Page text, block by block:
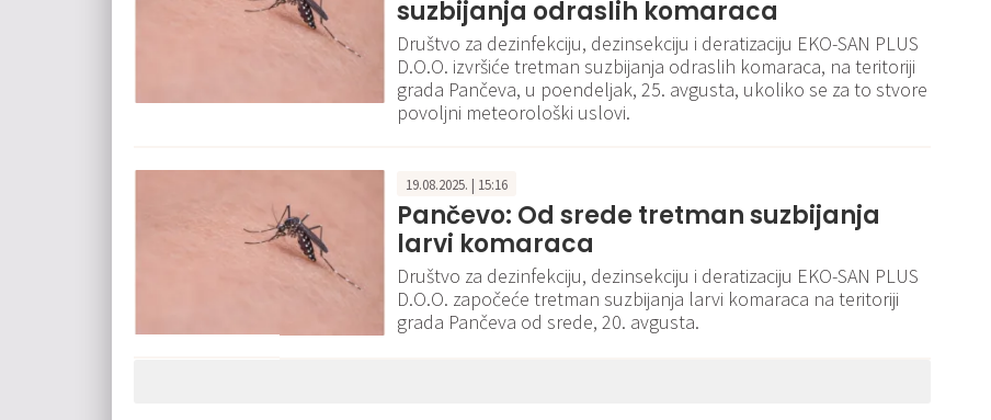
suzbijanja odraslih komaraca
Društvo za dezinfekciju, dezinsekciju i deratizaciju EKO-SAN PLUS
D.O.O. izvršiće tretman suzbijanja odraslih komaraca, na teritoriji
grada Pančeva, u poendeljak, 25. avgusta, ukoliko se za to stvore
povoljni meteorološki uslovi.
19.08.2025. | 15:16
Pančevo: Od srede tretman suzbijanja
larvi komaraca
Društvo za dezinfekciju, dezinsekciju i deratizaciju EKO-SAN PLUS
D.O.O. započeće tretman suzbijanja larvi komaraca na teritoriji
grada Pančeva od srede, 20. avgusta.